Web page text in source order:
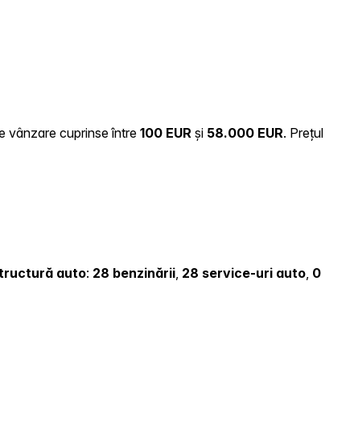
vânzare cuprinse între 100 EUR și 58.000 EUR. Prețul
auto: 28 benzinării, 28 service-uri auto, 0